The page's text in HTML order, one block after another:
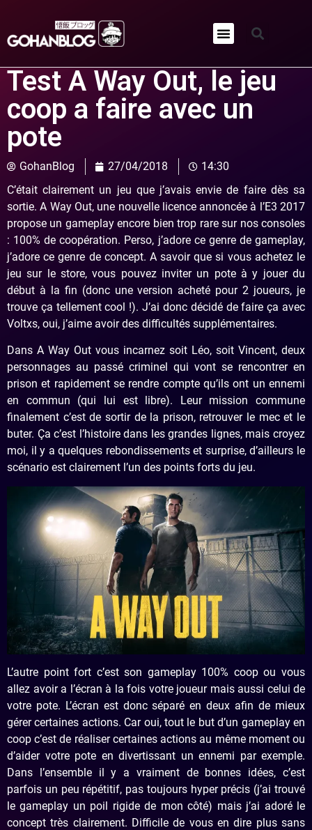
Test A Way Out, le jeu
coop a faire avec un
pote
GohanBlog 27/04/2018
14:30
C’était clairement un jeu que j’avais envie de faire dès sa
sortie. A Way Out, une nouvelle licence annoncée à l’E3 2017
propose un gameplay encore bien trop rare sur nos consoles
: 100% de coopération. Perso, j’adore ce genre de gameplay,
j’adore ce genre de concept. A savoir que si vous achetez le
jeu sur le store, vous pouvez inviter un pote à y jouer du
début à la fin (donc une version acheté pour 2 joueurs, je
trouve ça tellement cool !). J’ai donc décidé de faire ça avec
Voltxs, oui, j’aime avoir des difficultés supplémentaires.
Dans A Way Out vous incarnez soit Léo, soit Vincent, deux
personnages au passé criminel qui vont se rencontrer en
prison et rapidement se rendre compte qu’ils ont un ennemi
en commun (qui lui est libre). Leur mission commune
finalement c’est de sortir de la prison, retrouver le mec et le
buter. Ça c’est l’histoire dans les grandes lignes, mais croyez
moi, il y a quelques rebondissements et surprise, d’ailleurs le
scénario est clairement l’un des points forts du jeu.
L’autre point fort c’est son gameplay 100% coop ou vous
allez avoir a l’écran à la fois votre joueur mais aussi celui de
votre pote. L’écran est donc séparé en deux afin de mieux
gérer certaines actions. Car oui, tout le but d’un gameplay en
coop c’est de réaliser certaines actions au même moment ou
d’aider votre pote en divertissant un ennemi par exemple.
Dans l’ensemble il y a vraiment de bonnes idées, c’est
parfois un peu répétitif, pas toujours hyper précis (j’ai trouvé
le gameplay un poil rigide de mon côté) mais j’ai adoré le
concept très clairement. Difficile de vous en dire plus sans